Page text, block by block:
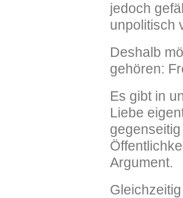
jedoch
unpolitisch
Deshalb
gehören:
Es gibt in
Liebe
Argument.